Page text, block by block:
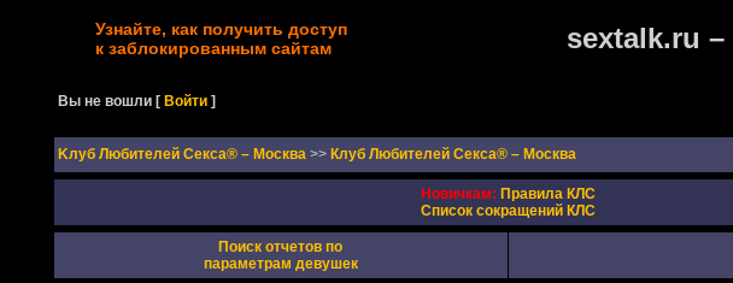
Узнайте, как получить доступ
к заблокированным сайтам
sextalk.ru –
Вы не вошли [Войти ]
Kлуб Любителей Секса® – Москва >> Клуб Любителей Секса® – Москва
Новичкам: Правила КЛС
Список сокращений КЛС
Поиск отчетов по
параметрам девушек